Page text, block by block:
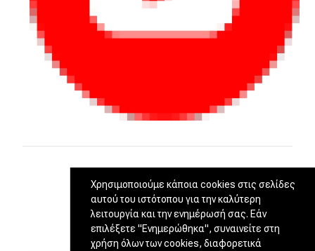
Χρησιμοποιούμε κάποια cookies στις σελίδες
αυτού του ιστότοπου για την καλύτερη
λειτουργία και την ενημέρωσή σας. Εάν
επιλέξετε "Ενημερώθηκα", συναινείτε στη
χρήση όλων των cookies, διαφορετικά